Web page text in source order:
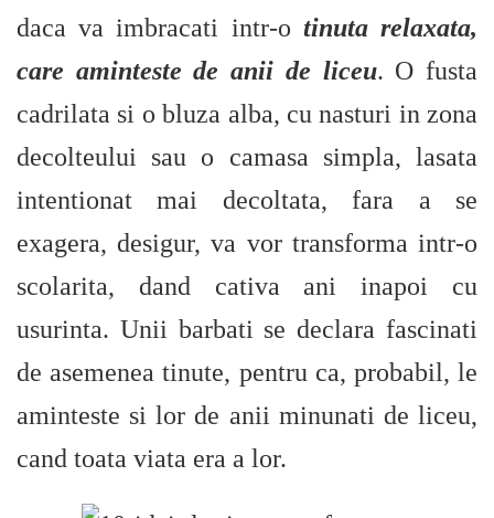
daca va imbracati intr-o tinuta relaxata,
care aminteste de anii de liceu. O fusta
cadrilata si o bluza alba, cu nasturi in zona
decolteului sau o camasa simpla, lasata
intentionat mai decoltata, fara a se
exagera, desigur, va vor transforma intr-o
scolarita, dand cativa ani inapoi cu
usurinta. Unii barbati se declara fascinati
de asemenea tinute, pentru ca, probabil, le
aminteste si lor de anii minunati de liceu,
cand toata viata era a lor.